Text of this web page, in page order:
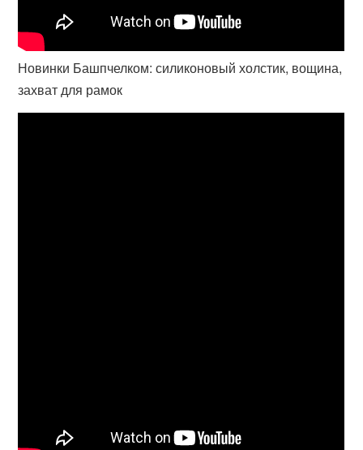
Новинки Башпчелком: силиконовый холстик, вощина,
захват для рамок